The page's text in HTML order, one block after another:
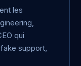
les
qui
support,